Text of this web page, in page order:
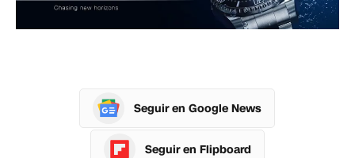
Seguir en Google News
Seguir en Flipboard